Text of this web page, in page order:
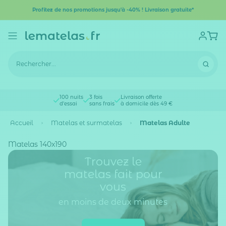
Profitez de nos promotions jusqu'à -40% ! Livraison gratuite*
100 nuits
d'essai
3 fois
sans frais
Livraison offerte
à domicile dès 49 €
Accueil Matelas et surmatelas Matelas Adulte
Matelas 140x190
Trouvez le
matelas fait pour
vous
en moins de deux minutes